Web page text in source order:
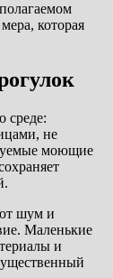
которая
среде:
не
моющие
шум и
Маленькие
и